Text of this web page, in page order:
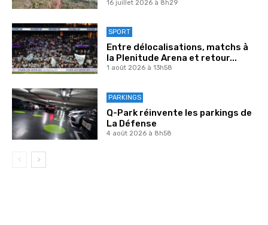
16 juillet 2026 à 8h29
SPORT
Entre délocalisations, matchs à
la Plenitude Arena et retour...
1 août 2026 à 13h58
PARKINGS
Q-Park réinvente les parkings de
La Défense
4 août 2026 à 8h58